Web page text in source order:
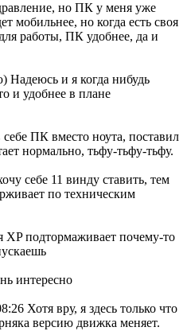
но ПК у меня уже
мобильнее, но когда есть своя
работы, ПК удобнее, да и
Надеюсь и я когда нибудь
и удобнее в плане
ПК вместо ноута, поставил
нормально, тьфу-тьфу-тьфу.
себе 11 винду ставить, тем
по техническим
XP подтормаживает почему-то
интересно
Хотя вру, я здесь только что
версию движка меняет.